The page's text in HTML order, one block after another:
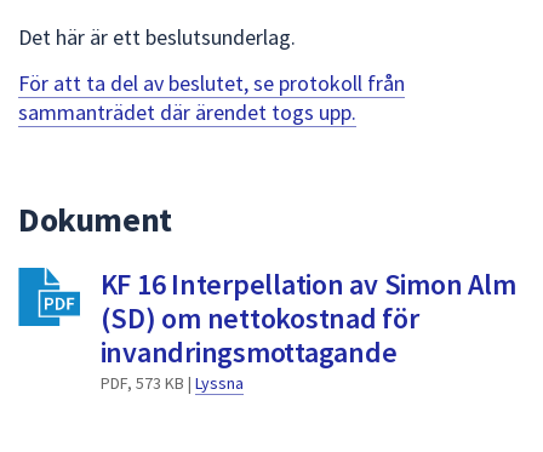
att
navigera
mellan
välja
något
av
Det här är ett beslutsunderlag.
För att ta del av beslutet, se protokoll från
sammanträdet där ärendet togs upp.
Dokument
KF 16 Interpellation av Simon Alm
(SD) om nettokostnad för
invandringsmottagande
PDF, 573 KB | Lyssna